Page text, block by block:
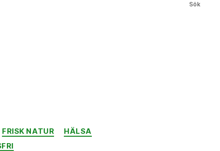
Sök
FRISK NATUR
HÄLSA